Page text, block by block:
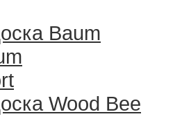
Baum
Wood Bee